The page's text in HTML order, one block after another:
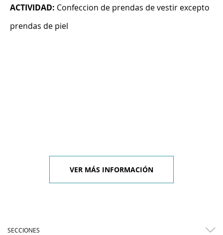
ACTIVIDAD: Confeccion de prendas de vestir excepto
prendas de piel
VER MÁS INFORMACIÓN
SECCIONES